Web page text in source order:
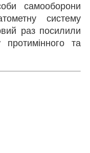
самооборони
систему
раз посилили
та